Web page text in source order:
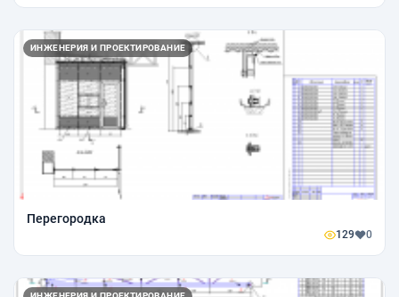
ИНЖЕНЕРИЯ И ПРОЕКТИРОВАНИЕ
Перегородка
129 0